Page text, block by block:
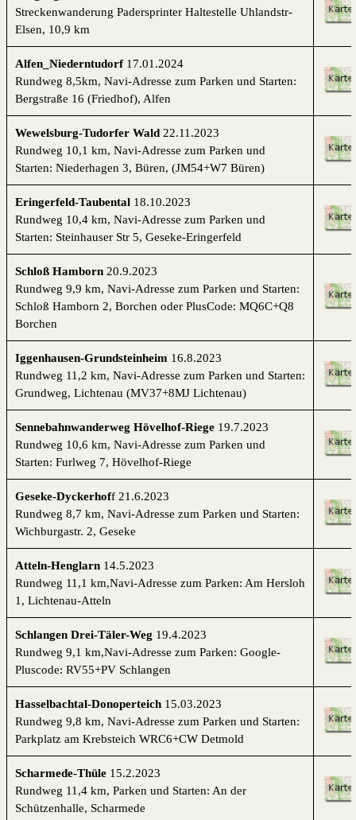
Streckenwanderung Padersprinter Haltestelle Uhlandstr-
Elsen, 10,9 km
Alfen_Niederntudorf17.01.2024
Rundweg 8,5km, Navi-Adresse zum Parken und Starten:
Bergstraße 16 (Friedhof), Alfen
Wewelsburg-Tudorfer Wald 22.11.2023
Rundweg 10,1 km, Navi-Adresse zum Parken und
Starten: Niederhagen 3, Büren, (JM54+W7 Büren)
Eringerfeld-Taubental 18.10.2023
Rundweg 10,4 km, Navi-Adresse zum Parken und
Starten: Steinhauser Str 5, Geseke-Eringerfeld
Schloß Hamborn 20.9.2023
Rundweg 9,9 km, Navi-Adresse zum Parken und Starten:
Schloß Hamborn 2, Borchen oder PlusCode: MQ6C+Q8
Borchen
Iggenhausen-Grundsteinheim 16.8.2023
Rundweg 11,2 km, Navi-Adresse zum Parken und Starten:
Grundweg, Lichtenau (MV37+8MJ Lichtenau)
Sennebahnwanderweg Hövelhof-Riege 19.7.2023
Rundweg 10,6 km, Navi-Adresse zum Parken und
Starten: Furlweg 7, Hövelhof-Riege
Geseke-Dyckerhoff 21.6.2023
Rundweg 8,7 km, Navi-Adresse zum Parken und Starten:
Wichburgastr. 2, Geseke
Atteln-Henglarn 14.5.2023
Rundweg 11,1 km,Navi-Adresse zum Parken: Am Hersloh
1, Lichtenau-Atteln
Schlangen Drei-Täler-Weg 19.4.2023
Rundweg 9,1 km,Navi-Adresse zum Parken: Google-
Pluscode: RV55+PV Schlangen
Hasselbachtal-Donoperteich 15.03.2023
Rundweg 9,8 km, Navi-Adresse zum Parken und Starten:
Parkplatz am Krebsteich WRC6+CW Detmold
Scharmede-Thüle 15.2.2023
Rundweg 11,4 km, Parken und Starten: An der
Schützenhalle, Scharmede